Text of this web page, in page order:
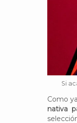
Si
Como
nativa